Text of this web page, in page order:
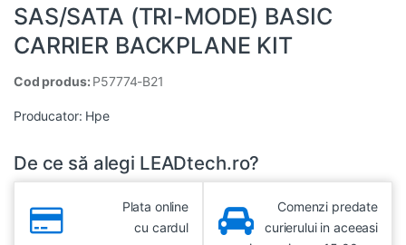
SAS/SATA (TRI-MODE) BASIC
CARRIER BACKPLANE KIT
Cod produs: P57774-B21
Producator: Hpe
De ce să alegi LEADtech.ro?
Plata online
cu cardul
Comenzi predate
curierului in aceeasi